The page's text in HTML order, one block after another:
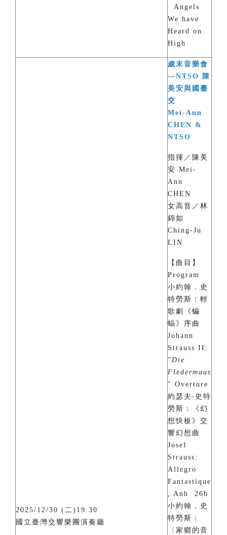
Angels
We have
Heard on
High
2025/12/30 (二)19:30
國立臺灣交響樂團演奏廳
歲末音樂會
—NTSO 陳
美安與國臺
交
Mei-Ann
CHEN &
NTSO
指揮／陳美
安 Mei-
Ann
CHEN
女高音／林
錦如
Ching-Ju
LIN
【曲目】
Program
小約翰．史
特勞斯：輕
歌劇《蝙
蝠》序曲
Johann
Strauss II:
" Die
Fledermaus
" Overture
約瑟夫‧史特
勞斯：《幻
想快板》交
響幻想曲
Josef
Strauss:
Allegro
Fantastique
, Anh. 26b
小約翰．史
特勞斯：
〈家鄉的音